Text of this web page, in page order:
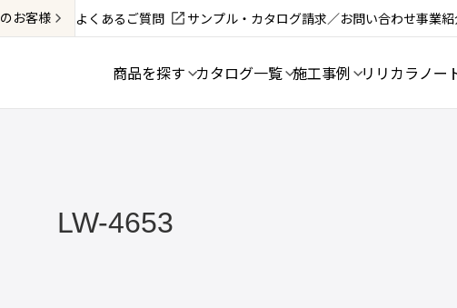
のお客様 よくあるご質問 サンプル・カタログ請求／お問い合わせ事業紹
商品を探す カタログ一覧 施工事例 リリカラノー
LW-4653